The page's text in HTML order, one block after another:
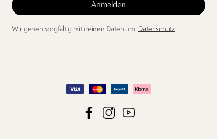
Wir gehen sorgfältig mit deinen Daten um. Datenschutz